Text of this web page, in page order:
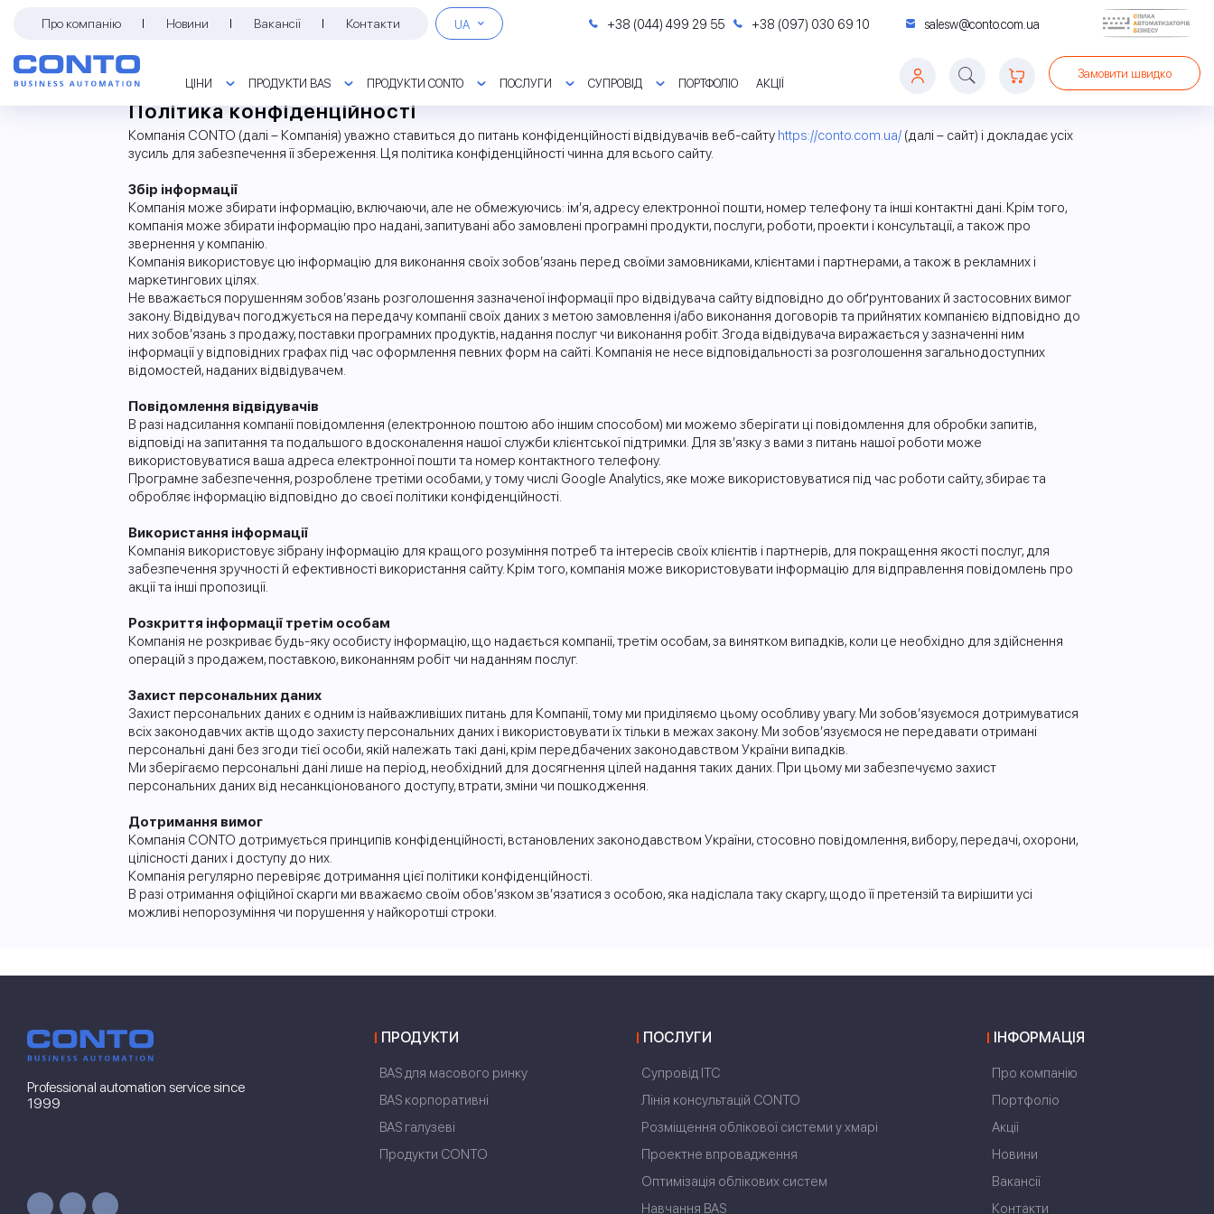
Про компанію Новини Вакансії Контакти UA +38 (044) 499 29 55 +38 (097) 030 69 10 salesw@conto.com.ua
ЦІНИ
ЦІНИ НА ПРОГРАМИ
ПРОДУКТИ BAS
BAS ДЛЯ МАСОВОГО РИНКУ
BAS БУХГАЛТЕРІЯ. ПРОФ BAS БУХГАЛТЕРІЯ. КОРП
BAS МАЛИЙ БІЗНЕС. ПРОФ
BAS ДОКУМЕНТООБІГ КОРП BAS КУП
BAS АГРО. БУХГАЛТЕРІЯ BAS АГРО. ERP
ПРОДУКТИ CONTO
АВТОМАТИЗАЦІЯ АГРОПІДПРИЄМСТВ
АВТОМАТИЗАЦІЯ РОЗРАХУНКУ ЗАРПЛАТИ МІЖНАРОДНИЙ ОБЛІК УПРАВЛІНСЬКИЙ ОБЛІК
ІНТЕГРАЦІЯ З КЛІЄНТ-БАНКОМ ОБЛІК ТТН
ПОСЛУГИ
ПРОЕКТНЕ ВПРОВАДЖЕННЯ
РОЗМІЩЕННЯ ОБЛІКОВОЇ СИСТЕМИ У ХМАРІОПТИМІЗАЦІЯ ОБЛІКОВИХ СИСТЕМ BAS ПРОГРАМНИЙ РРО
СУПРОВІД
ПАКЕТИ СУПРОВОДУ ІТС BAS
ЕЛЕКТРОННІ СЕРВІСИ ІТС КОЛЕКЦІЯ ВЕБІНАРІВ ВІДГУКИ КОРИСТУВАЧІВ
ПОРТФОЛІО АКЦІЇ
Замовити швидко
Політика конфіденційності
Компанія CONTO (далі – Компанія) уважно ставиться до питань конфіденційності відвідувачів веб-сайту https://conto.com.ua/ (далі – сайт) і докладає усіх
зусиль для забезпечення її збереження. Ця політика конфіденційності чинна для всього сайту.
Збір інформації
Компанія може збирати інформацію, включаючи, але не обмежуючись: ім’я, адресу електронної пошти, номер телефону та інші контактні дані. Крім того,
компанія може збирати інформацію про надані, запитувані або замовлені програмні продукти, послуги, роботи, проекти і консультації, а також про
звернення у компанію.
Компанія використовує цю інформацію для виконання своїх зобов’язань перед своїми замовниками, клієнтами і партнерами, а також в рекламних і
маркетингових цілях.
Не вважається порушенням зобов’язань розголошення зазначеної інформації про відвідувача сайту відповідно до обґрунтованих й застосовних вимог
закону. Відвідувач погоджується на передачу компанії своїх даних з метою замовлення і/або виконання договорів та прийнятих компанією відповідно до
них зобов’язань з продажу, поставки програмних продуктів, надання послуг чи виконання робіт. Згода відвідувача виражається у зазначенні ним
інформації у відповідних графах під час оформлення певних форм на сайті. Компанія не несе відповідальності за розголошення загальнодоступних
відомостей, наданих відвідувачем.
Повідомлення відвідувачів
В разі надсилання компанії повідомлення (електронною поштою або іншим способом) ми можемо зберігати ці повідомлення для обробки запитів,
відповіді на запитання та подальшого вдосконалення нашої служби клієнтської підтримки. Для зв’язку з вами з питань нашої роботи може
використовуватися ваша адреса електронної пошти та номер контактного телефону.
Програмне забезпечення, розроблене третіми особами, у тому числі Google Analytics, яке може використовуватися під час роботи сайту, збирає та
обробляє інформацію відповідно до своєї політики конфіденційності.
Використання інформації
Компанія використовує зібрану інформацію для кращого розуміння потреб та інтересів своїх клієнтів і партнерів, для покращення якості послуг, для
забезпечення зручності й ефективності використання сайту. Крім того, компанія може використовувати інформацію для відправлення повідомлень про
акції та інші пропозиції.
Розкриття інформації третім особам
Компанія не розкриває будь-яку особисту інформацію, що надається компанії, третім особам, за винятком випадків, коли це необхідно для здійснення
операцій з продажем, поставкою, виконанням робіт чи наданням послуг.
Захист персональних даних
Захист персональних даних є одним із найважливіших питань для Компанії, тому ми приділяємо цьому особливу увагу. Ми зобов’язуємося дотримуватися
всіх законодавчих актів щодо захисту персональних даних і використовувати їх тільки в межах закону. Ми зобов’язуємося не передавати отримані
персональні дані без згоди тієї особи, якій належать такі дані, крім передбачених законодавством України випадків.
Ми зберігаємо персональні дані лише на період, необхідний для досягнення цілей надання таких даних. При цьому ми забезпечуємо захист
персональних даних від несанкціонованого доступу, втрати, зміни чи пошкодження.
Дотримання вимог
Компанія CONTO дотримується принципів конфіденційності, встановлених законодавством України, стосовно повідомлення, вибору, передачі, охорони,
цілісності даних і доступу до них.
Компанія регулярно перевіряє дотримання цієї політики конфіденційності.
В разі отримання офіційної скарги ми вважаємо своїм обов’язком зв’язатися з особою, яка надіслала таку скаргу, щодо її претензій та вирішити усі
можливі непорозуміння чи порушення у найкоротші строки.
Professional automation service since
1999
ПРОДУКТИ
BAS для масового ринку
BAS корпоративні
BAS галузеві
Продукти CONTO
ПОСЛУГИ
Супровід ІТС
Лінія консультацій CONTO
Розміщення облікової системи у хмарі
Проектне впровадження
Оптимізація облікових систем
Навчання BAS
ІНФОРМАЦІЯ
Про компанію
Портфоліо
Акції
Новини
Вакансії
Контакти